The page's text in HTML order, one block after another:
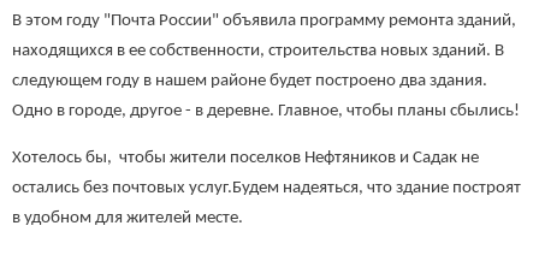
В этом году "Почта России" объявила программу ремонта зданий,
находящихся в ее собственности, строительства новых зданий. В
следующем году в нашем районе будет построено два здания.
Одно в городе, другое - в деревне. Главное, чтобы планы сбылись!
Хотелось бы, чтобы жители поселков Нефтяников и Садак не
остались без почтовых услуг.Будем надеяться, что здание построят
в удобном для жителей месте.